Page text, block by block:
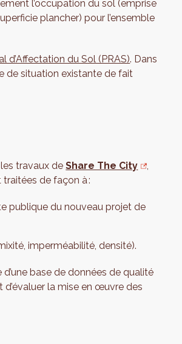
l’occupation du sol (emprise
plancher) pour l’ensemble
d’Affectation du Sol (PRAS). Dans
de situation existante de fait
travaux deShare The City
,
de façon à :
publique du nouveau projet de
imperméabilité, densité).
base de données de qualité
la mise en œuvre des